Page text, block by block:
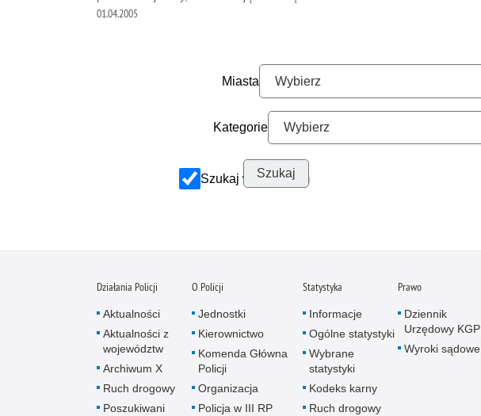
01.04.2005
Miasta
Kategorie
Szukaj w archiwum
Działania Policji
Aktualności
Aktualności z
województw
Archiwum X
Ruch drogowy
Poszukiwani
O Policji
Jednostki
Kierownictwo
Komenda Główna
Policji
Organizacja
Policja w III RP
Statystyka
Informacje
Ogólne statystyki
Wybrane
statystyki
Kodeks karny
Ruch drogowy
Prawo
Dziennik
Urzędowy KGP
Wyroki sądowe